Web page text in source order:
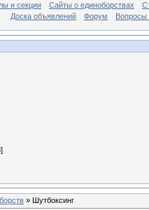
и секции Сайты о единоборствах
Доска объявлений
Форум Вопросы
» Шутбоксинг